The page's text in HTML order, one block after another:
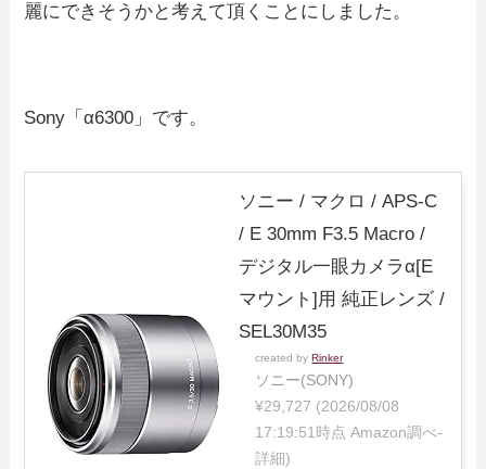
麗にできそうかと考えて頂くことにしました。
Sony「α6300」です。
ソニー / マクロ / APS-C
/ E 30mm F3.5 Macro /
デジタル一眼カメラα[E
マウント]用 純正レンズ /
SEL30M35
created byRinker
ソニー(SONY)
¥29,727 (2026/08/08
17:19:51時点 Amazon調べ-
詳細)